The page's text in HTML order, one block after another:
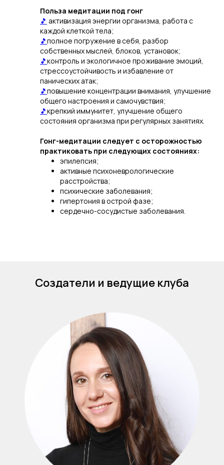
Польза медитации под гонг
🎵 активизация энергии организма, работа с
каждой клеткой тела;
🎵полное погружение в себя, разбор
собственных мыслей, блоков, установок;
🎵контроль и экологичное проживание эмоций,
стрессоустойчивость и избавление от
панических атак;
🎵повышение концентрации внимания, улучшение
общего настроения и самочувствия;
🎵крепкий иммунитет, улучшение общего
состояния организма при регулярных занятиях.
Гонг-медитации следует с осторожностью
практиковать при следующих состояниях:
эпилепсия;
активные психоневрологические
расстройства;
психические заболевания;
гипертония в острой фазе;
сердечно-сосудистые заболевания.
Создатели и ведущие клуба